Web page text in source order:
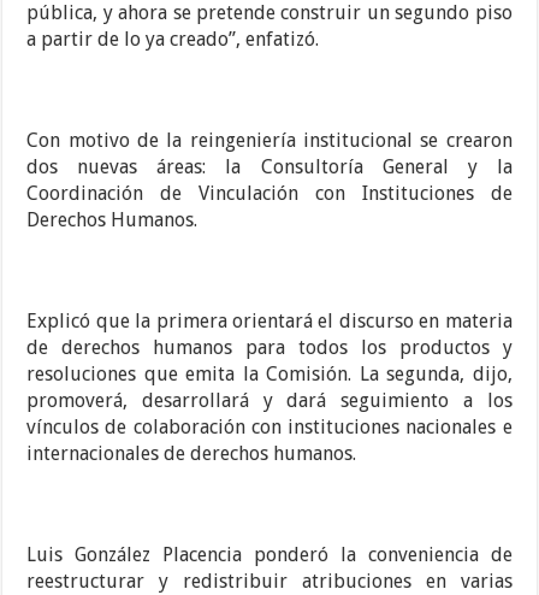
pública, y ahora se pretende construir un segundo piso
a partir de lo ya creado”, enfatizó.
Con motivo de la reingeniería institucional se crearon
dos nuevas áreas: la Consultoría General y la
Coordinación de Vinculación con Instituciones de
Derechos Humanos.
Explicó que la primera orientará el discurso en materia
de derechos humanos para todos los productos y
resoluciones que emita la Comisión. La segunda, dijo,
promoverá, desarrollará y dará seguimiento a los
vínculos de colaboración con instituciones nacionales e
internacionales de derechos humanos.
Luis González Placencia ponderó la conveniencia de
reestructurar y redistribuir atribuciones en varias